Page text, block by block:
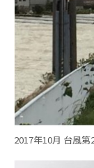
2017年10月 台風第